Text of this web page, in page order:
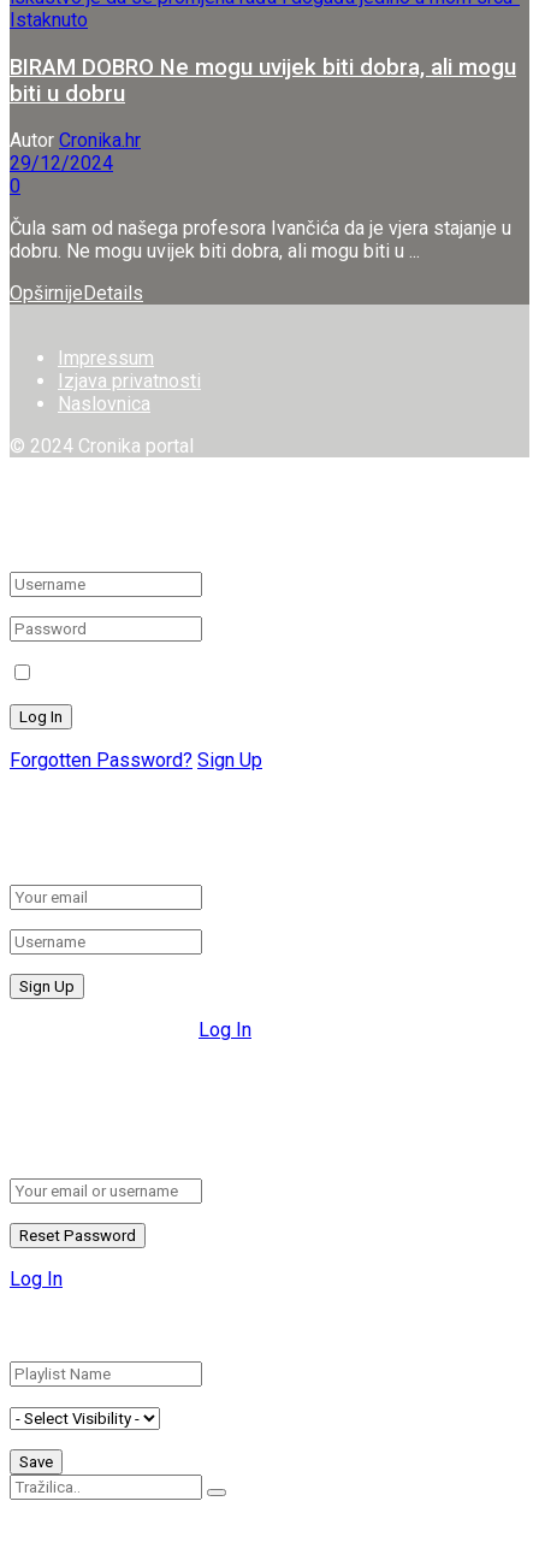
Istaknuto
BIRAM DOBRO Ne mogu uvijek biti dobra, ali mogu
biti u dobru
Autor Cronika.hr
29/12/2024
0
Čula sam od našega profesora Ivančića da je vjera stajanje u
dobru. Ne mogu uvijek biti dobra, ali mogu biti u ...
Opširnije Details
Impressum
Izjava privatnosti
Naslovnica
© 2024 Cronika portal
Forgotten Password? Sign Up
Log In
Log In